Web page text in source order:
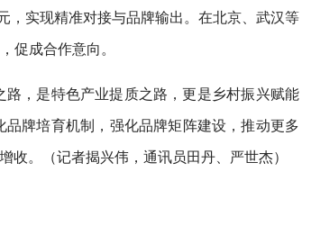
，实现精准对接与品牌输出。在北京、武汉等
促成合作意向。
，是特色产业提质之路，更是乡村振兴赋能
牌培育机制，强化品牌矩阵建设，推动更多
收。（记者揭兴伟，通讯员田丹、严世杰）